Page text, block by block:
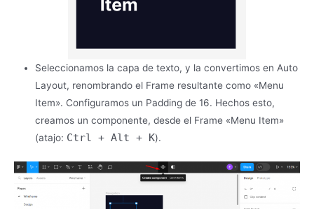
Seleccionamos la capa de texto, y la convertimos en Auto
Layout, renombrando el Frame resultante como «Menu
Item». Configuramos un Padding de 16. Hechos esto,
creamos un componente, desde el Frame «Menu Item»
(atajo: Ctrl + Alt + K).